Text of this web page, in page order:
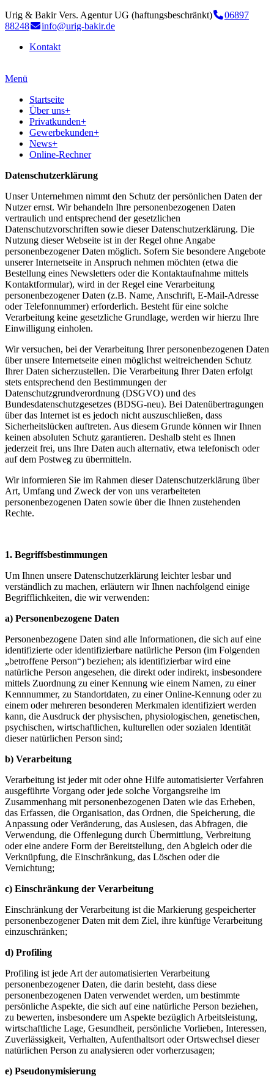
Urig & Bakir Vers. Agentur UG (haftungsbeschränkt)
06897
88248
info@urig-bakir.de
Kontakt
Menü
Startseite
Über uns+
Privatkunden+
Gewerbekunden+
News+
Online-Rechner
Datenschutzerklärung
Unser Unternehmen nimmt den Schutz der persönlichen Daten der
Nutzer ernst. Wir behandeln Ihre personenbezogenen Daten
vertraulich und entsprechend der gesetzlichen
Datenschutzvorschriften sowie dieser Datenschutzerklärung. Die
Nutzung dieser Webseite ist in der Regel ohne Angabe
personenbezogener Daten möglich. Sofern Sie besondere Angebote
unserer Internetseite in Anspruch nehmen möchten (etwa die
Bestellung eines Newsletters oder die Kontaktaufnahme mittels
Kontaktformular), wird in der Regel eine Verarbeitung
personenbezogener Daten (z.B. Name, Anschrift, E-Mail-Adresse
oder Telefonnummer) erforderlich. Besteht für eine solche
Verarbeitung keine gesetzliche Grundlage, werden wir hierzu Ihre
Einwilligung einholen.
Wir versuchen, bei der Verarbeitung Ihrer personenbezogenen Daten
über unsere Internetseite einen möglichst weitreichenden Schutz
Ihrer Daten sicherzustellen. Die Verarbeitung Ihrer Daten erfolgt
stets entsprechend den Bestimmungen der
Datenschutzgrundverordnung (DSGVO) und des
Bundesdatenschutzgesetzes (BDSG-neu). Bei Datenübertragungen
über das Internet ist es jedoch nicht auszuschließen, dass
Sicherheitslücken auftreten. Aus diesem Grunde können wir Ihnen
keinen absoluten Schutz garantieren. Deshalb steht es Ihnen
jederzeit frei, uns Ihre Daten auch alternativ, etwa telefonisch oder
auf dem Postweg zu übermitteln.
Wir informieren Sie im Rahmen dieser Datenschutzerklärung über
Art, Umfang und Zweck der von uns verarbeiteten
personenbezogenen Daten sowie über die Ihnen zustehenden
Rechte.
1. Begriffsbestimmungen
Um Ihnen unsere Datenschutzerklärung leichter lesbar und
verständlich zu machen, erläutern wir Ihnen nachfolgend einige
Begrifflichkeiten, die wir verwenden:
a) Personenbezogene Daten
Personenbezogene Daten sind alle Informationen, die sich auf eine
identifizierte oder identifizierbare natürliche Person (im Folgenden
„betroffene Person“) beziehen; als identifizierbar wird eine
natürliche Person angesehen, die direkt oder indirekt, insbesondere
mittels Zuordnung zu einer Kennung wie einem Namen, zu einer
Kennnummer, zu Standortdaten, zu einer Online-Kennung oder zu
einem oder mehreren besonderen Merkmalen identifiziert werden
kann, die Ausdruck der physischen, physiologischen, genetischen,
psychischen, wirtschaftlichen, kulturellen oder sozialen Identität
dieser natürlichen Person sind;
b) Verarbeitung
Verarbeitung ist jeder mit oder ohne Hilfe automatisierter Verfahren
ausgeführte Vorgang oder jede solche Vorgangsreihe im
Zusammenhang mit personenbezogenen Daten wie das Erheben,
das Erfassen, die Organisation, das Ordnen, die Speicherung, die
Anpassung oder Veränderung, das Auslesen, das Abfragen, die
Verwendung, die Offenlegung durch Übermittlung, Verbreitung
oder eine andere Form der Bereitstellung, den Abgleich oder die
Verknüpfung, die Einschränkung, das Löschen oder die
Vernichtung;
c) Einschränkung der Verarbeitung
Einschränkung der Verarbeitung ist die Markierung gespeicherter
personenbezogener Daten mit dem Ziel, ihre künftige Verarbeitung
einzuschränken;
d) Profiling
Profiling ist jede Art der automatisierten Verarbeitung
personenbezogener Daten, die darin besteht, dass diese
personenbezogenen Daten verwendet werden, um bestimmte
persönliche Aspekte, die sich auf eine natürliche Person beziehen,
zu bewerten, insbesondere um Aspekte bezüglich Arbeitsleistung,
wirtschaftliche Lage, Gesundheit, persönliche Vorlieben, Interessen,
Zuverlässigkeit, Verhalten, Aufenthaltsort oder Ortswechsel dieser
natürlichen Person zu analysieren oder vorherzusagen;
e) Pseudonymisierung